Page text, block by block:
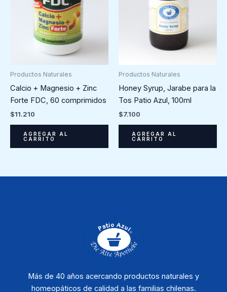
Productos Naturales
Calcio + Magnesio + Zinc
Forte FDC, 60 comprimidos
$11.210
AGREGAR AL
CARRITO
Productos Naturales
Honey Syrup, Jarabe para la
Tos Patio Azul, 100ml
$7.100
AGREGAR AL
CARRITO
Más de 40 años acercando productos naturales y
homeopáticos de calidad a las familias chilenas.